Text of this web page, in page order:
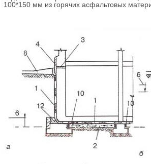
100*150 мм из горячих асфальтовых